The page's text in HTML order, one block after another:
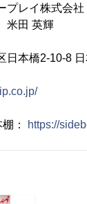
プレイ株式会社
米田 英輝
日本橋2-10-8
： https://